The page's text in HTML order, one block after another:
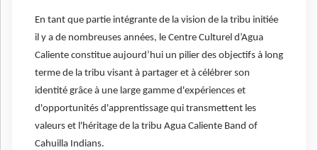
En tant que partie intégrante de la vision de la tribu initiée
il y a de nombreuses années, le Centre Culturel d’Agua
Caliente constitue aujourd’hui un pilier des objectifs à long
terme de la tribu visant à partager et à célébrer son
identité grâce à une large gamme d'expériences et
d'opportunités d'apprentissage qui transmettent les
valeurs et l'héritage de la tribu Agua Caliente Band of
Cahuilla Indians.